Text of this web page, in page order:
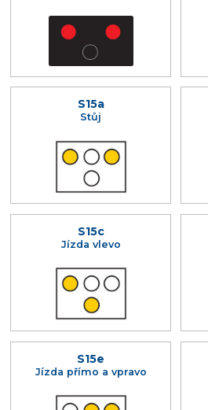
S15a
Stůj
S15c
Jízda vlevo
S15e
Jízda přímo a vpravo